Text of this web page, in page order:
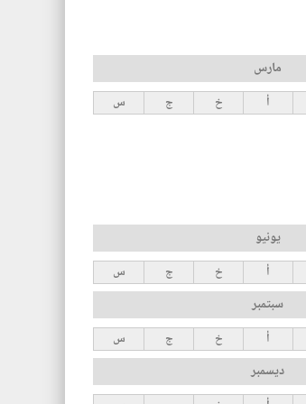
مارس
أ خ ج س
يونيو
أ خ ج س
سبتمبر
أ خ ج س
ديسمبر